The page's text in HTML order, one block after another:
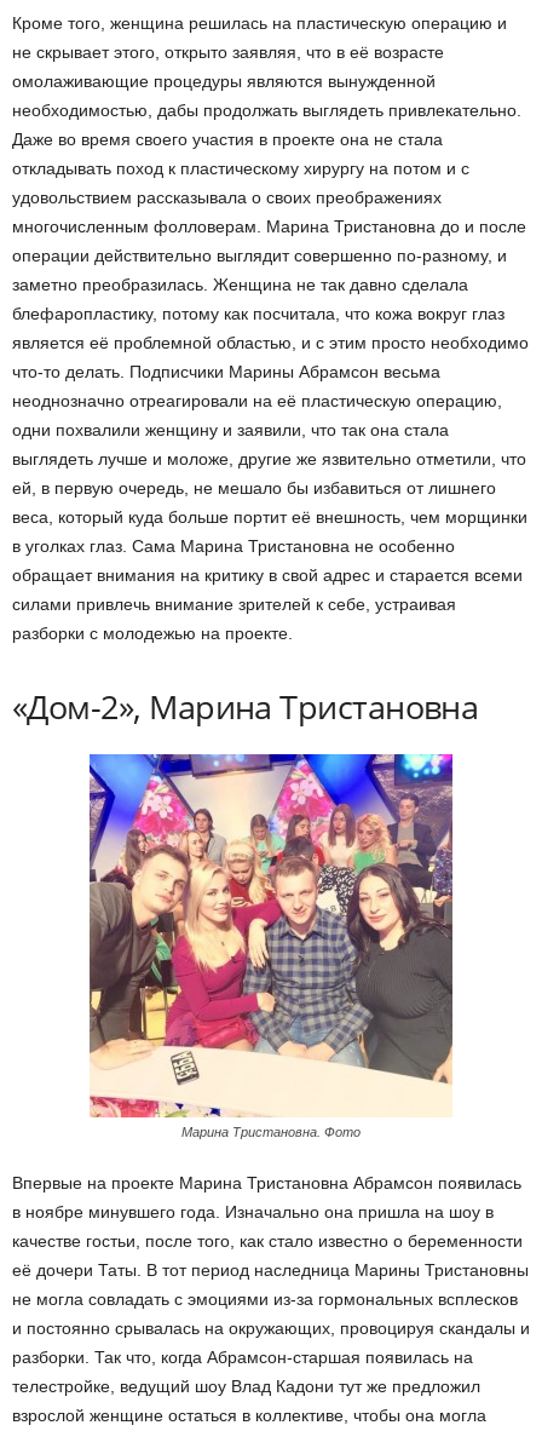
Кроме того, женщина решилась на пластическую операцию и
не скрывает этого, открыто заявляя, что в её возрасте
омолаживающие процедуры являются вынужденной
необходимостью, дабы продолжать выглядеть привлекательно.
Даже во время своего участия в проекте она не стала
откладывать поход к пластическому хирургу на потом и с
удовольствием рассказывала о своих преображениях
многочисленным фолловерам. Марина Тристановна до и после
операции действительно выглядит совершенно по-разному, и
заметно преобразилась. Женщина не так давно сделала
блефаропластику, потому как посчитала, что кожа вокруг глаз
является её проблемной областью, и с этим просто необходимо
что-то делать. Подписчики Марины Абрамсон весьма
неоднозначно отреагировали на её пластическую операцию,
одни похвалили женщину и заявили, что так она стала
выглядеть лучше и моложе, другие же язвительно отметили, что
ей, в первую очередь, не мешало бы избавиться от лишнего
веса, который куда больше портит её внешность, чем морщинки
в уголках глаз. Сама Марина Тристановна не особенно
обращает внимания на критику в свой адрес и старается всеми
силами привлечь внимание зрителей к себе, устраивая
разборки с молодежью на проекте.
«Дом-2», Марина Тристановна
Марина Тристановна. Фото
Впервые на проекте Марина Тристановна Абрамсон появилась
в ноябре минувшего года. Изначально она пришла на шоу в
качестве гостьи, после того, как стало известно о беременности
её дочери Таты. В тот период наследница Марины Тристановны
не могла совладать с эмоциями из-за гормональных всплесков
и постоянно срывалась на окружающих, провоцируя скандалы и
разборки. Так что, когда Абрамсон-старшая появилась на
телестройке, ведущий шоу Влад Кадони тут же предложил
взрослой женщине остаться в коллективе, чтобы она могла